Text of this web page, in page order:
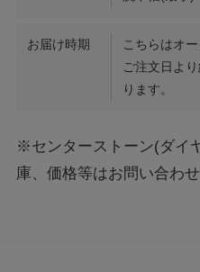
お届け時期
こちらはオー
ご注文日よ
ります。
※センターストーン(ダイ
庫、価格等はお問い合わせ